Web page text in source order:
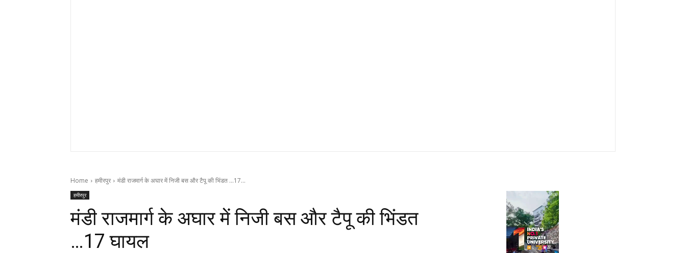
Home हमीरपुर मंडी राजमार्ग के अघार में निजी बस और टैपू की भिंडत ...17...
हमीरपुर
मंडी राजमार्ग के अघार में निजी बस और टैपू की भिंडत
…17 घायल